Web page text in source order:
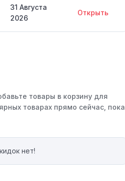
31 Августа
2026
Открыть
товары в корзину для
товарах прямо сейчас, пока
нет!